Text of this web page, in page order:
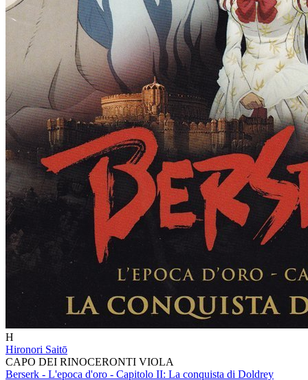
H
Hironori Saitō
CAPO DEI RINOCERONTI VIOLA
Berserk - L'epoca d'oro - Capitolo II: La conquista di Doldrey